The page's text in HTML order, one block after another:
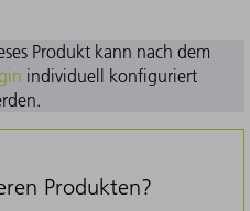
Produkt kann nach dem
individuell konfiguriert
Produkten?